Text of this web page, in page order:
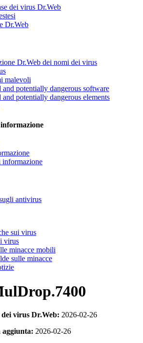
dei virus Dr.Web
Dr.Web
Dr.Web dei nomi dei virus
malevoli
and potentially dangerous software
potentially dangerous elements
informazione
antivirus
sui virus
virus
minacce mobili
sulle minacce
virus Dr.Web: 2026-02-26
aggiunta: 2026-02-26